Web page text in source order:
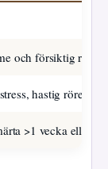
och försiktig
hastig rörelse
>1 vecka eller